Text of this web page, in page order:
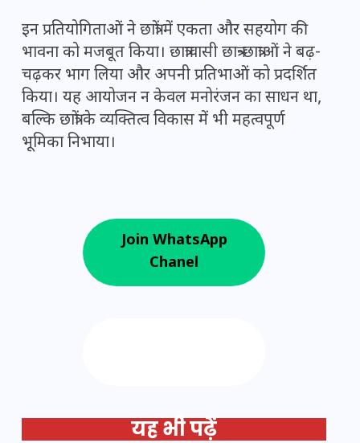
इन प्रतियोगिताओं ने छात्रों में एकता और सहयोग की
भावना को मजबूत किया। छात्रावासी छात्र-छात्राओं ने बढ़-
चढ़कर भाग लिया और अपनी प्रतिभाओं को प्रदर्शित
किया। यह आयोजन न केवल मनोरंजन का साधन था,
बल्कि छात्रों के व्यक्तित्व विकास में भी महत्वपूर्ण
भूमिका निभाया।
Join WhatsApp
Chanel
यह भी पढ़ें